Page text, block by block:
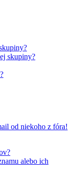
skupiny?
od niekoho z fóra!
alebo ich